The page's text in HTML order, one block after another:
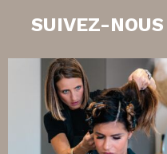
SUIVEZ-